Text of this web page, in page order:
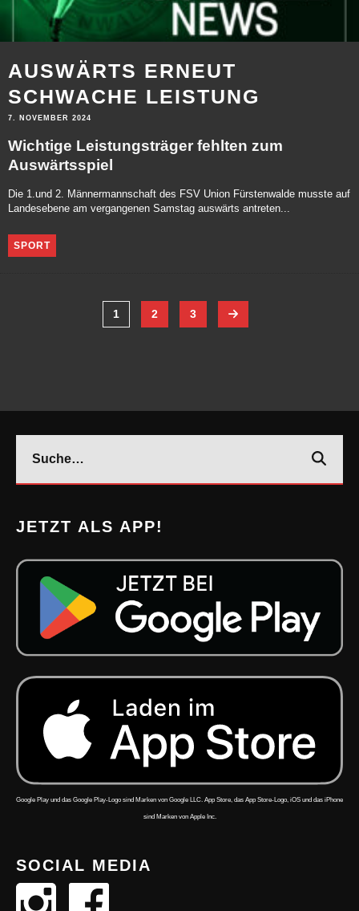
AUSWÄRTS ERNEUT
SCHWACHE LEISTUNG
7. NOVEMBER 2024
Wichtige Leistungsträger fehlten zum
Auswärtsspiel
Die 1.und 2. Männermannschaft des FSV Union Fürstenwalde musste auf
Landesebene am vergangenen Samstag auswärts antreten...
SPORT
1 2 3
JETZT ALS APP!
Google Play und das Google Play-Logo sind Marken von Google LLC. App Store, das App Store-Logo, iOS und das iPhone
sind Marken von Apple Inc.
SOCIAL MEDIA